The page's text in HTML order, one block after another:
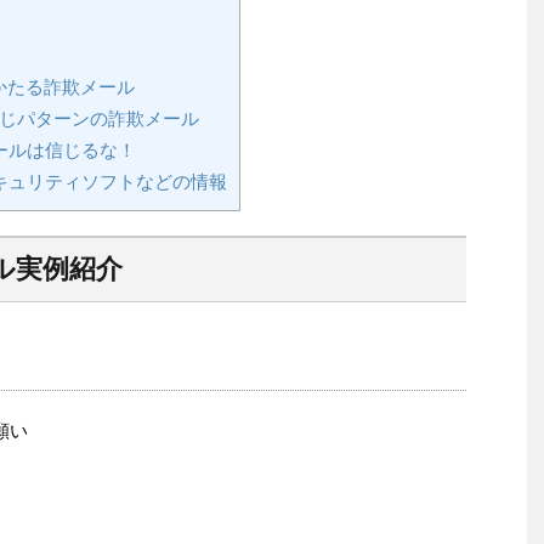
る詐欺メール
パターンの詐欺メール
は信じるな！
リティソフトなどの情報
実例紹介
い